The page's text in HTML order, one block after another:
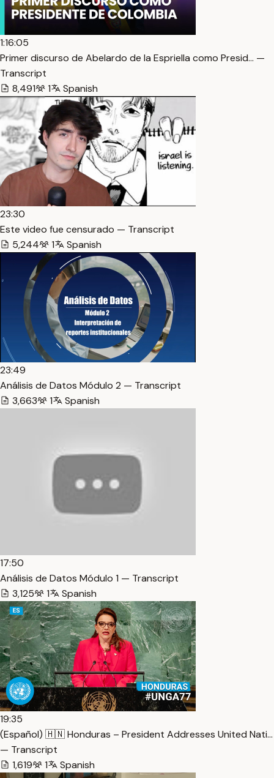
1:16:05
Primer discurso de Abelardo de la Espriella como Presid… —
Transcript
8,491
1 Spanish
23:30
Este video fue censurado — Transcript
5,244
1 Spanish
23:49
Análisis de Datos Módulo 2 — Transcript
3,663
1 Spanish
17:50
Análisis de Datos Módulo 1 — Transcript
3,125
1 Spanish
19:35
(Español) 🇭🇳 Honduras – President Addresses United Nati…
— Transcript
1,619
1 Spanish